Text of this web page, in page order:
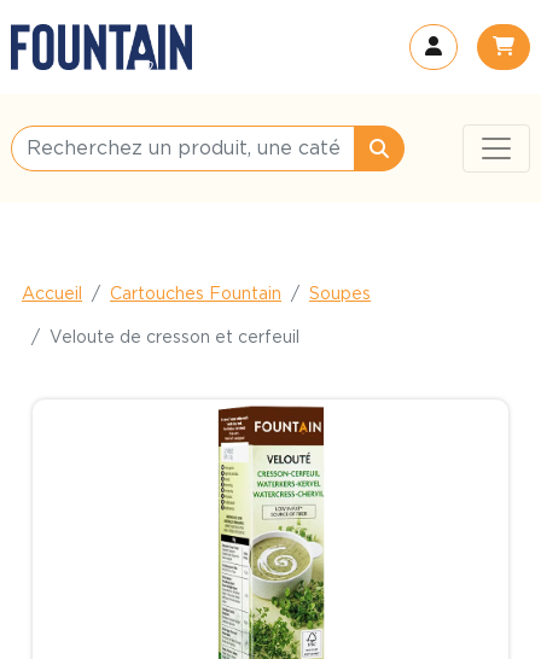
Accueil Cartouches Fountain Soupes
Veloute de cresson et cerfeuil